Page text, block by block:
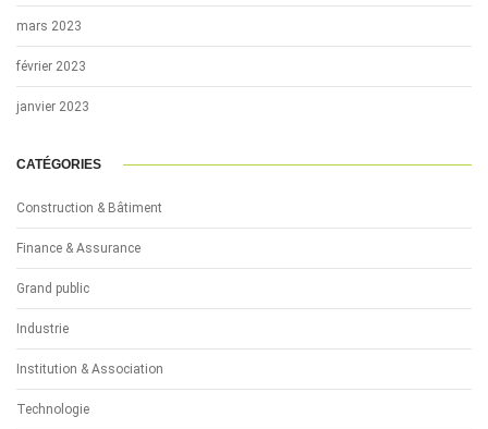
mars 2023
février 2023
janvier 2023
CATÉGORIES
Construction & Bâtiment
Finance & Assurance
Grand public
Industrie
Institution & Association
Technologie